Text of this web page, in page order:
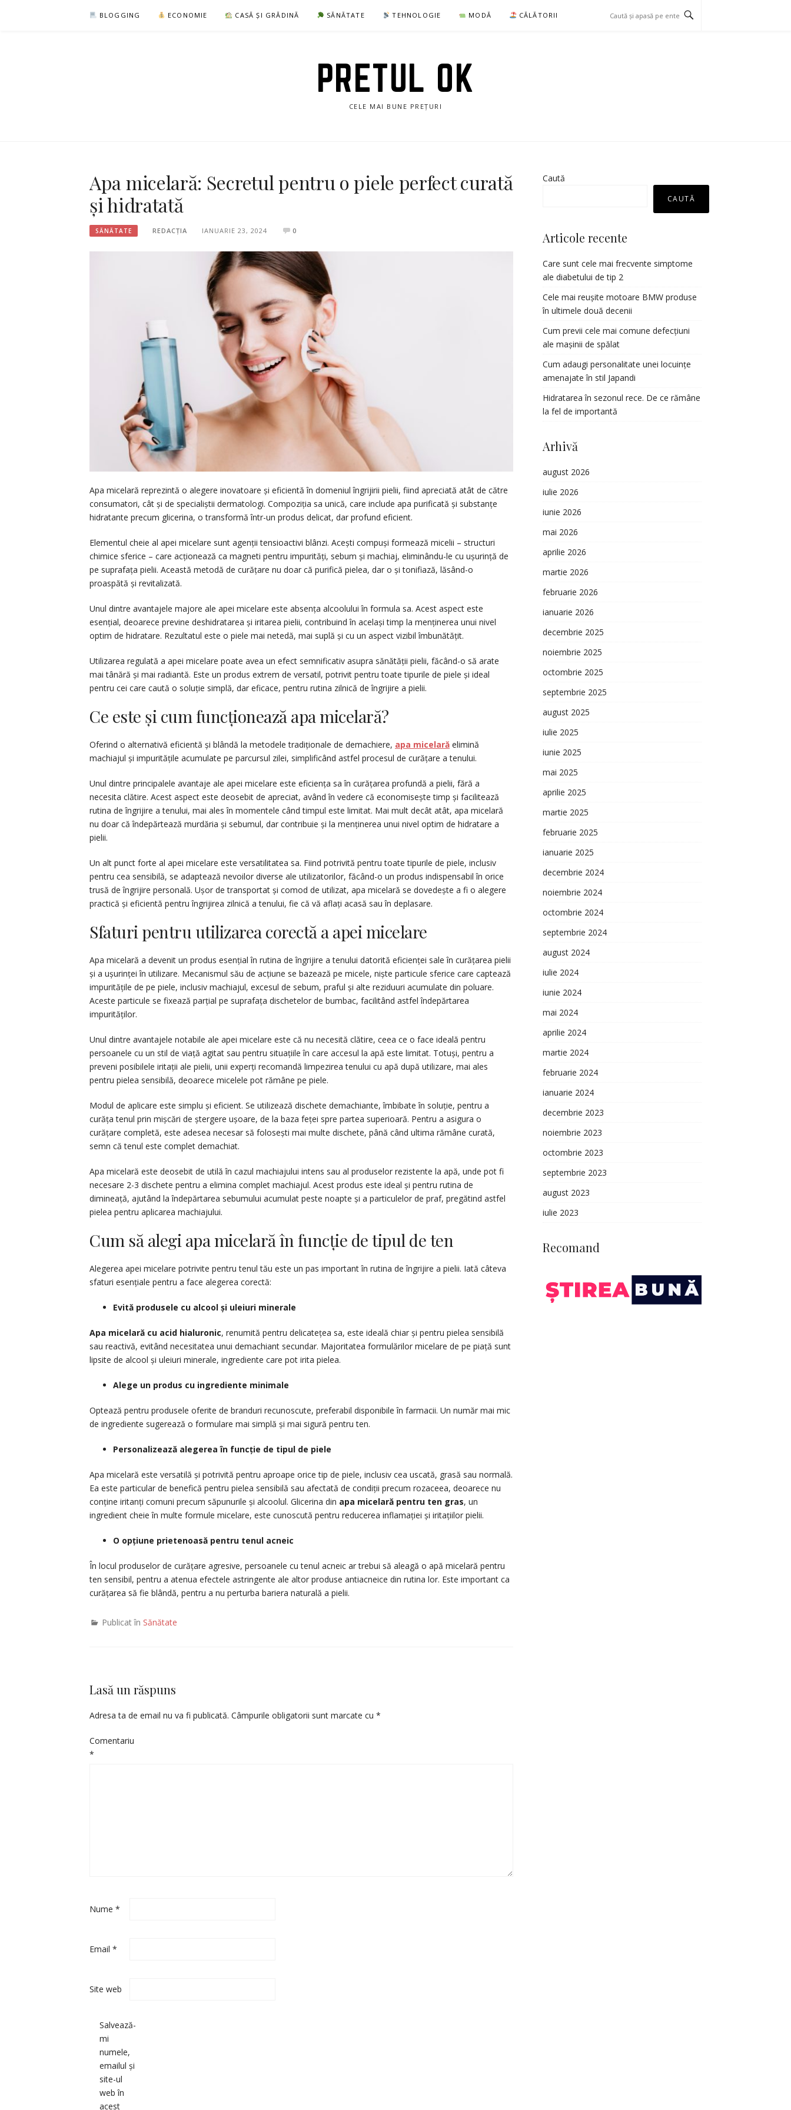
BLOGGING ECONOMIE CASĂ ȘI GRĂDINĂ SĂNĂTATE TEHNOLOGIE MODĂ CĂLĂTORII
PRETUL OK
CELE MAI BUNE PREȚURI
Apa micelară: Secretul pentru o piele perfect curată
și hidratată
SĂNĂTATE REDACȚIA IANUARIE 23, 2024 0
Apa micelară reprezintă o alegere inovatoare și eficientă în domeniul îngrijirii pielii, fiind apreciată atât de către
consumatori, cât și de specialiștii dermatologi. Compoziția sa unică, care include apa purificată și substanțe
hidratante precum glicerina, o transformă într-un produs delicat, dar profund eficient.
Elementul cheie al apei micelare sunt agenții tensioactivi blânzi. Acești compuși formează micelii – structuri
chimice sferice – care acționează ca magneti pentru impurități, sebum și machiaj, eliminându-le cu ușurință de
pe suprafața pielii. Această metodă de curățare nu doar că purifică pielea, dar o și tonifiază, lăsând-o
proaspătă și revitalizată.
Unul dintre avantajele majore ale apei micelare este absența alcoolului în formula sa. Acest aspect este
esențial, deoarece previne deshidratarea și iritarea pielii, contribuind în același timp la menținerea unui nivel
optim de hidratare. Rezultatul este o piele mai netedă, mai suplă și cu un aspect vizibil îmbunătățit.
Utilizarea regulată a apei micelare poate avea un efect semnificativ asupra sănătății pielii, făcând-o să arate
mai tânără și mai radiantă. Este un produs extrem de versatil, potrivit pentru toate tipurile de piele și ideal
pentru cei care caută o soluție simplă, dar eficace, pentru rutina zilnică de îngrijire a pielii.
Ce este și cum funcționează apa micelară?
Oferind o alternativă eficientă și blândă la metodele tradiționale de demachiere, apa micelară elimină
machiajul și impuritățile acumulate pe parcursul zilei, simplificând astfel procesul de curățare a tenului.
Unul dintre principalele avantaje ale apei micelare este eficiența sa în curățarea profundă a pielii, fără a
necesita clătire. Acest aspect este deosebit de apreciat, având în vedere că economisește timp și facilitează
rutina de îngrijire a tenului, mai ales în momentele când timpul este limitat. Mai mult decât atât, apa micelară
nu doar că îndepărtează murdăria și sebumul, dar contribuie și la menținerea unui nivel optim de hidratare a
pielii.
Un alt punct forte al apei micelare este versatilitatea sa. Fiind potrivită pentru toate tipurile de piele, inclusiv
pentru cea sensibilă, se adaptează nevoilor diverse ale utilizatorilor, făcând-o un produs indispensabil în orice
trusă de îngrijire personală. Ușor de transportat și comod de utilizat, apa micelară se dovedește a fi o alegere
practică și eficientă pentru îngrijirea zilnică a tenului, fie că vă aflați acasă sau în deplasare.
Sfaturi pentru utilizarea corectă a apei micelare
Apa micelară a devenit un produs esențial în rutina de îngrijire a tenului datorită eficienței sale în curățarea pielii
și a ușurinței în utilizare. Mecanismul său de acțiune se bazează pe micele, niște particule sferice care captează
impuritățile de pe piele, inclusiv machiajul, excesul de sebum, praful și alte reziduuri acumulate din poluare.
Aceste particule se fixează parțial pe suprafața dischetelor de bumbac, facilitând astfel îndepărtarea
impurităților.
Unul dintre avantajele notabile ale apei micelare este că nu necesită clătire, ceea ce o face ideală pentru
persoanele cu un stil de viață agitat sau pentru situațiile în care accesul la apă este limitat. Totuși, pentru a
preveni posibilele iritații ale pielii, unii experți recomandă limpezirea tenului cu apă după utilizare, mai ales
pentru pielea sensibilă, deoarece micelele pot rămâne pe piele.
Modul de aplicare este simplu și eficient. Se utilizează dischete demachiante, îmbibate în soluție, pentru a
curăța tenul prin mișcări de ștergere ușoare, de la baza feței spre partea superioară. Pentru a asigura o
curățare completă, este adesea necesar să folosești mai multe dischete, până când ultima rămâne curată,
semn că tenul este complet demachiat.
Apa micelară este deosebit de utilă în cazul machiajului intens sau al produselor rezistente la apă, unde pot fi
necesare 2-3 dischete pentru a elimina complet machiajul. Acest produs este ideal și pentru rutina de
dimineață, ajutând la îndepărtarea sebumului acumulat peste noapte și a particulelor de praf, pregătind astfel
pielea pentru aplicarea machiajului.
Cum să alegi apa micelară în funcție de tipul de ten
Alegerea apei micelare potrivite pentru tenul tău este un pas important în rutina de îngrijire a pielii. Iată câteva
sfaturi esențiale pentru a face alegerea corectă:
Evită produsele cu alcool și uleiuri minerale
Apa micelară cu acid hialuronic, renumită pentru delicatețea sa, este ideală chiar și pentru pielea sensibilă
sau reactivă, evitând necesitatea unui demachiant secundar. Majoritatea formulărilor micelare de pe piață sunt
lipsite de alcool și uleiuri minerale, ingrediente care pot irita pielea.
Alege un produs cu ingrediente minimale
Optează pentru produsele oferite de branduri recunoscute, preferabil disponibile în farmacii. Un număr mai mic
de ingrediente sugerează o formulare mai simplă și mai sigură pentru ten.
Personalizează alegerea în funcție de tipul de piele
Apa micelară este versatilă și potrivită pentru aproape orice tip de piele, inclusiv cea uscată, grasă sau normală.
Ea este particular de benefică pentru pielea sensibilă sau afectată de condiții precum rozaceea, deoarece nu
conține iritanți comuni precum săpunurile și alcoolul. Glicerina din apa micelară pentru ten gras, un
ingredient cheie în multe formule micelare, este cunoscută pentru reducerea inflamației și iritațiilor pielii.
O opțiune prietenoasă pentru tenul acneic
În locul produselor de curățare agresive, persoanele cu tenul acneic ar trebui să aleagă o apă micelară pentru
ten sensibil, pentru a atenua efectele astringente ale altor produse antiacneice din rutina lor. Este important ca
curățarea să fie blândă, pentru a nu perturba bariera naturală a pielii.
Publicat în Sănătate
Lasă un răspuns
Adresa ta de email nu va fi publicată. Câmpurile obligatorii sunt marcate cu *
Comentariu
*
Nume *
Email *
Site web
Salvează-
mi
numele,
emailul și
site-ul
web în
acest
Caută
CAUTĂ
Articole recente
Care sunt cele mai frecvente simptome
ale diabetului de tip 2
Cele mai reușite motoare BMW produse
în ultimele două decenii
Cum previi cele mai comune defecțiuni
ale mașinii de spălat
Cum adaugi personalitate unei locuințe
amenajate în stil Japandi
Hidratarea în sezonul rece. De ce rămâne
la fel de importantă
Arhivă
august 2026
iulie 2026
iunie 2026
mai 2026
aprilie 2026
martie 2026
februarie 2026
ianuarie 2026
decembrie 2025
noiembrie 2025
octombrie 2025
septembrie 2025
august 2025
iulie 2025
iunie 2025
mai 2025
aprilie 2025
martie 2025
februarie 2025
ianuarie 2025
decembrie 2024
noiembrie 2024
octombrie 2024
septembrie 2024
august 2024
iulie 2024
iunie 2024
mai 2024
aprilie 2024
martie 2024
februarie 2024
ianuarie 2024
decembrie 2023
noiembrie 2023
octombrie 2023
septembrie 2023
august 2023
iulie 2023
Recomand